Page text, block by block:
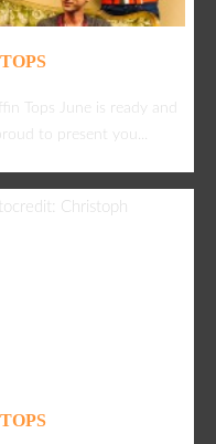
Tops June is ready and
to present you...